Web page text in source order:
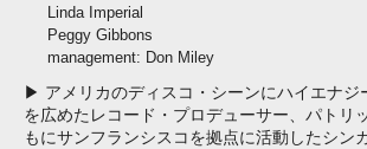
Linda Imperial
Peggy Gibbons
management: Don Miley
▶ アメリカのディスコ・シーンにハイエナジ
を広めたレコード・プロデューサー、パトリ
もにサンフランシスコを拠点に活動したシン